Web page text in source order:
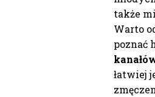
także
Warto
poznać
łatwiej